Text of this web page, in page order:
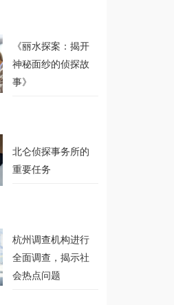
《丽水探案：揭开
神秘面纱的侦探故
事》
北仑侦探事务所的
重要任务
杭州调查机构进行
全面调查，揭示社
会热点问题